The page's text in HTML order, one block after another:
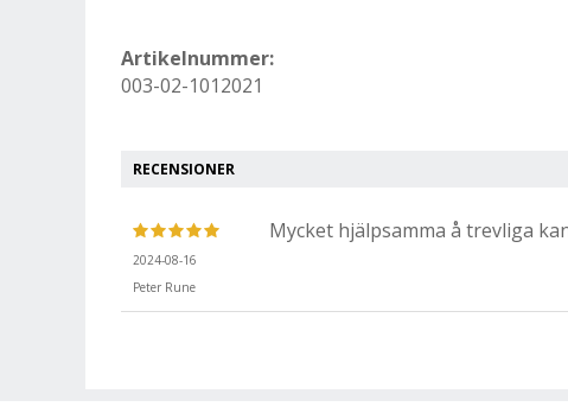
Artikelnummer:
003-02-1012021
RECENSIONER
2024-08-16
Peter Rune
Mycket hjälpsamma å trevliga